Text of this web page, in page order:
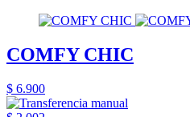
COMFY CHIC
$ 6.900